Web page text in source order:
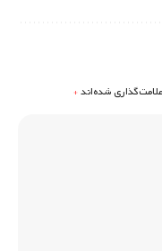
شده‌اند*